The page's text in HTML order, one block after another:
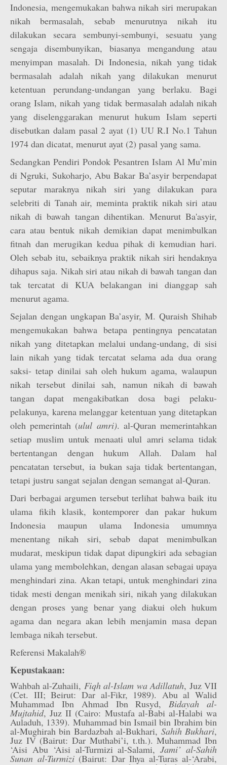
Indonesia, mengemukakan bahwa nikah siri merupakan
nikah bermasalah, sebab menurutnya nikah itu
dilakukan secara sembunyi-sembunyi, sesuatu yang
sengaja disembunyikan, biasanya mengandung atau
menyimpan masalah. Di Indonesia, nikah yang tidak
bermasalah adalah nikah yang dilakukan menurut
ketentuan perundang-undangan yang berlaku. Bagi
orang Islam, nikah yang tidak bermasalah adalah nikah
yang diselenggarakan menurut hukum Islam seperti
disebutkan dalam pasal 2 ayat (1) UU R.I No.1 Tahun
1974 dan dicatat, menurut ayat (2) pasal yang sama.
Sedangkan Pendiri Pondok Pesantren Islam Al Mu’min
di Ngruki, Sukoharjo, Abu Bakar Ba’asyir berpendapat
seputar maraknya nikah siri yang dilakukan para
selebriti di Tanah air, meminta praktik nikah siri atau
nikah di bawah tangan dihentikan. Menurut Ba'asyir,
cara atau bentuk nikah demikian dapat menimbulkan
fitnah dan merugikan kedua pihak di kemudian hari.
Oleh sebab itu, sebaiknya praktik nikah siri hendaknya
dihapus saja. Nikah siri atau nikah di bawah tangan dan
tak tercatat di KUA belakangan ini dianggap sah
menurut agama.
Sejalan dengan ungkapan Ba’asyir, M. Quraish Shihab
mengemukakan bahwa betapa pentingnya pencatatan
nikah yang ditetapkan melalui undang-undang, di sisi
lain nikah yang tidak tercatat selama ada dua orang
saksi- tetap dinilai sah oleh hukum agama, walaupun
nikah tersebut dinilai sah, namun nikah di bawah
tangan dapat mengakibatkan dosa bagi pelaku-
pelakunya, karena melanggar ketentuan yang ditetapkan
oleh pemerintah (ulul amri). al-Quran memerintahkan
setiap muslim untuk menaati ulul amri selama tidak
bertentangan dengan hukum Allah. Dalam hal
pencatatan tersebut, ia bukan saja tidak bertentangan,
tetapi justru sangat sejalan dengan semangat al-Quran.
Dari berbagai argumen tersebut terlihat bahwa baik itu
ulama fikih klasik, kontemporer dan pakar hukum
Indonesia maupun ulama Indonesia umumnya
menentang nikah siri, sebab dapat menimbulkan
mudarat, meskipun tidak dapat dipungkiri ada sebagian
ulama yang membolehkan, dengan alasan sebagai upaya
menghindari zina. Akan tetapi, untuk menghindari zina
tidak mesti dengan menikah siri, nikah yang dilakukan
dengan proses yang benar yang diakui oleh hukum
agama dan negara akan lebih menjamin masa depan
lembaga nikah tersebut.
Referensi Makalah®
Kepustakaan:
Wahbah al-Zuhaili, Fiqh al-Islam wa Adillatuh, Juz VII
(Cet. III; Beirut: Dar al-Fikr, 1989). Abu al Walid
Muhammad Ibn Ahmad Ibn Rusyd,Bidayah al-
Mujtahid, Juz II (Cairo: Mustafa al-Babi al-Halabi wa
Auladuh, 1339). Muhammad bin Ismail bin Ibrahim bin
al-Mughirah bin Bardazbah al-Bukhari, Sahih Bukhari,
Juz IV (Bairut: Dar Muthabi’i, t.th.). Muhammad Ibn
‘Aisi Abu ‘Aisi al-Turmizi al-Salami,Jami’ al-Sahih
Sunan al-Turmizi(Bairut: Dar Ihya al-Turas al-‘Arabi,